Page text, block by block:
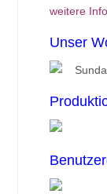
weitere
Unser